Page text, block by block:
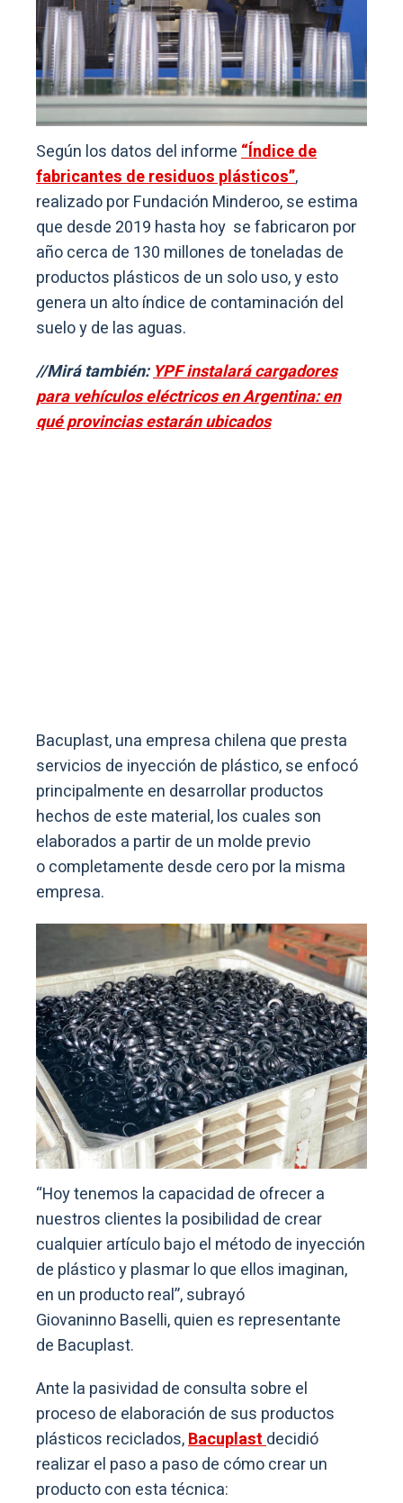
Según los datos del informe“Índice de
fabricantes de residuos plásticos”,
realizado por Fundación Minderoo, se estima
que desde 2019 hasta hoy se fabricaron por
año cerca de 130 millones de toneladas de
productos plásticos de un solo uso, y esto
genera un alto índice de contaminación del
suelo y de las aguas.
//Mirá también:YPF instalará cargadores
para vehículos eléctricos en Argentina: en
qué provincias estarán ubicados
Bacuplast, una empresa chilena que presta
servicios de inyección de plástico, se enfocó
principalmente en desarrollar productos
hechos de este material, los cuales son
elaborados a partir de un molde previo
o completamente desde cero por la misma
empresa.
“Hoy tenemos la capacidad de ofrecer a
nuestros clientes la posibilidad de crear
cualquier artículo bajo el método de inyección
de plástico y plasmar lo que ellos imaginan,
en un producto real”, subrayó
Giovaninno Baselli, quien es representante
de Bacuplast.
Ante la pasividad de consulta sobre el
proceso de elaboración de sus productos
plásticos reciclados,Bacuplastdecidió
realizar el paso a paso de cómo crear un
producto con esta técnica: